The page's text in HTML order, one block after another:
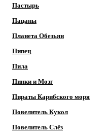
Пастырь
Пацаны
Планета Обезьян
Пипец
Пила
Пинки и Мозг
Пираты Карибского моря
Повелитель Кукол
Повелитель Слёз